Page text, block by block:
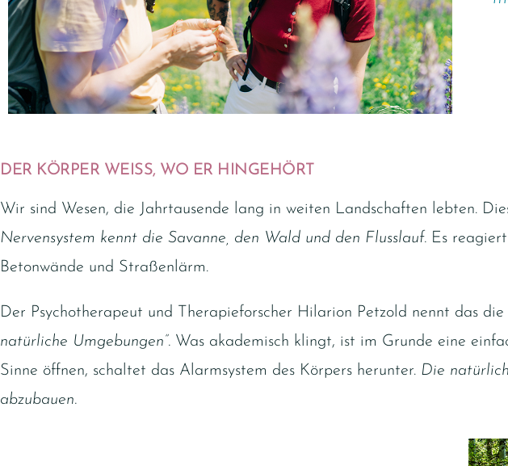
DER KÖRPER WEISS, WO ER HINGEHÖRT
Wir sind Wesen, die Jahrtausende lang in weiten Landschaften lebten.
Nervensystem kennt die Savanne, den Wald und den Flusslauf. Es
Betonwände und Straßenlärm.
Der Psychotherapeut und Therapieforscher Hilarion Petzold nennt das die
natürliche Umgebungen”. Was akademisch klingt, ist im Grunde eine
Sinne öffnen, schaltet das Alarmsystem des Körpers herunter. Die
abzubauen.